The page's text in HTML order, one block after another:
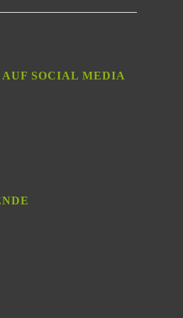
AUF SOCIAL MEDIA